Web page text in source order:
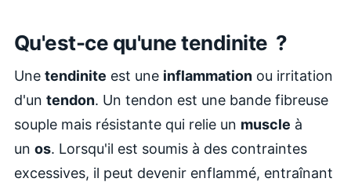
Qu'est-ce qu'une tendinite ?
Une tendinite est une inflammation ou irritation
d'un tendon. Un tendon est une bande fibreuse
souple mais résistante qui relie un muscle à
un os. Lorsqu'il est soumis à des contraintes
excessives, il peut devenir enflammé, entraînant